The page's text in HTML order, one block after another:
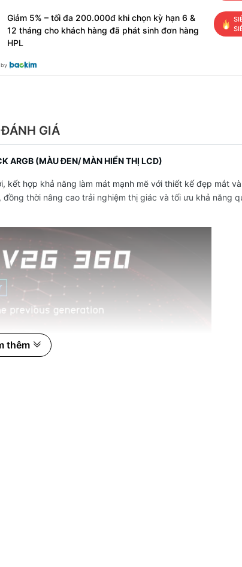
Giảm 5% – tối đa 200.000đ khi chọn kỳ hạn 6 &
12 tháng cho khách hàng đã phát sinh đơn hàng
HPL
ĐÁNH GIÁ
ARGB (MÀU ĐEN/ MÀN HIỂN THỊ LCD)
kết hợp khả năng làm mát mạnh mẽ với thiết kế đẹp mắt
thời nâng cao trải nghiệm thị giác và tối ưu khả năng
thêm